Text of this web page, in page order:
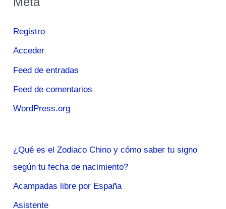
Registro
Acceder
Feed de entradas
Feed de comentarios
WordPress.org
¿Qué es el Zodiaco Chino y cómo saber tu signo
según tu fecha de nacimiento?
Acampadas libre por España
Asistente